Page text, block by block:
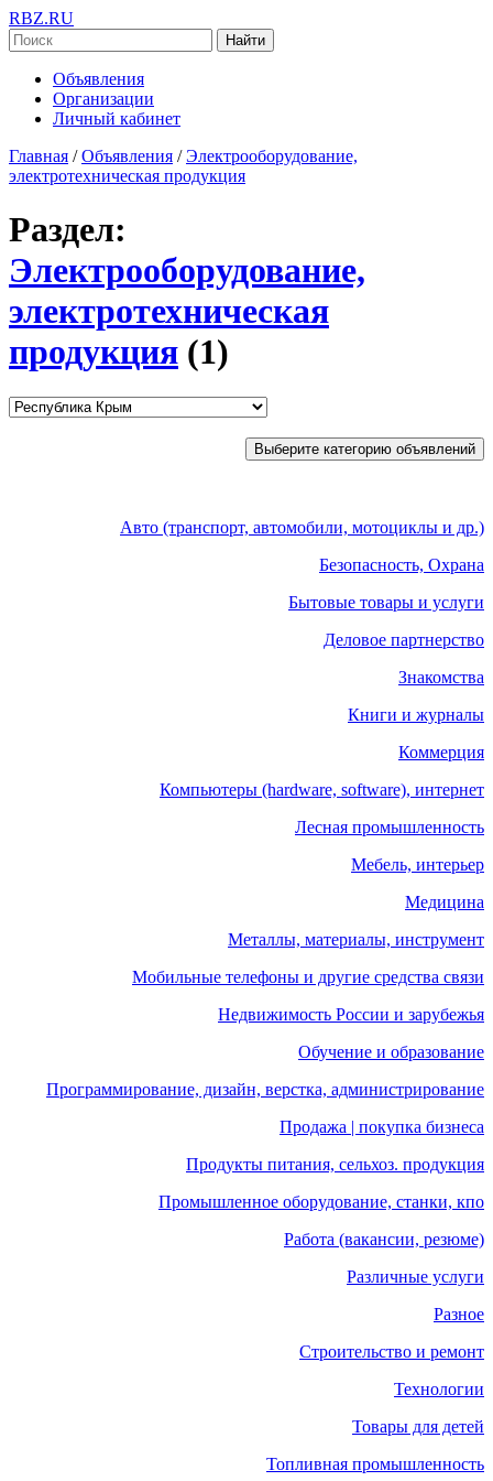
RBZ.RU
Найти
Объявления
Организации
Личный кабинет
Главная / Объявления / Электрооборудование,
электротехническая продукция
Раздел:
Электрооборудование,
электротехническая
продукция (1)
Выберите категорию объявлений
Авто (транспорт, автомобили, мотоциклы и др.)
Безопасность, Охрана
Бытовые товары и услуги
Деловое партнерство
Знакомства
Книги и журналы
Коммерция
Компьютеры (hardware, software), интернет
Лесная промышленность
Мебель, интерьер
Медицина
Металлы, материалы, инструмент
Мобильные телефоны и другие средства связи
Недвижимость России и зарубежья
Обучение и образование
Программирование, дизайн, верстка, администрирование
Продажа | покупка бизнеса
Продукты питания, сельхоз. продукция
Промышленное оборудование, станки, кпо
Работа (вакансии, резюме)
Различные услуги
Разное
Строительство и ремонт
Технологии
Товары для детей
Топливная промышленность